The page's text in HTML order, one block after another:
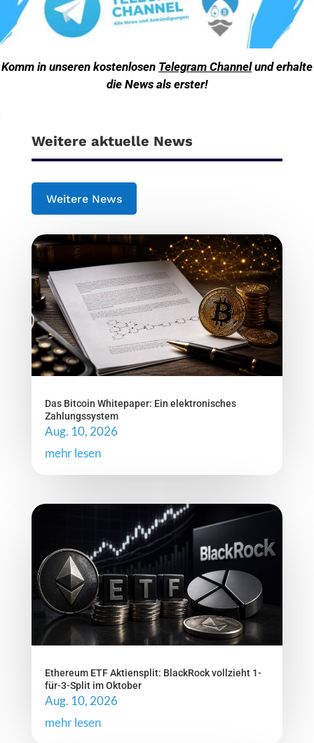
Komm in unseren kostenlosen Telegram Channelund erhalte
die News als erster!
Weitere aktuelle News
Weitere News
Das Bitcoin Whitepaper: Ein elektronisches
Zahlungssystem
Aug. 10, 2026
mehr lesen
Ethereum ETF Aktiensplit: BlackRock vollzieht 1-
für-3-Split im Oktober
Aug. 10, 2026
mehr lesen